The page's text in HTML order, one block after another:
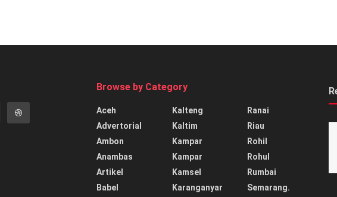
Browse by Category
Aceh
Advertorial
Ambon
Anambas
Artikel
Babel
Kalteng
Kaltim
Kampar
Kampar
Kamsel
Karanganyar
Ranai
Riau
Rohil
Rohul
Rumbai
Semarang.